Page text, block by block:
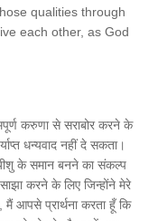
qualities through
each other, as God
करुणा से सराबोर करने के
धन्यवाद नहीं दे सकता।
के समान बनने का संकल्प
करने के लिए जिन्होंने मेरे
आपसे प्रार्थना करता हूँ कि